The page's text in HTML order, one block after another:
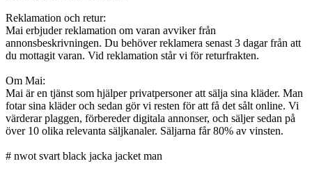
Reklamation och retur:
Mai erbjuder reklamation om varan avviker från
annonsbeskrivningen. Du behöver reklamera senast 3 dagar från att
du mottagit varan. Vid reklamation står vi för returfrakten.
Om Mai:
Mai är en tjänst som hjälper privatpersoner att sälja sina kläder. Man
fotar sina kläder och sedan gör vi resten för att få det sålt online. Vi
värderar plaggen, förbereder digitala annonser, och säljer sedan på
över 10 olika relevanta säljkanaler. Säljarna får 80% av vinsten.
# nwot svart black jacka jacket man